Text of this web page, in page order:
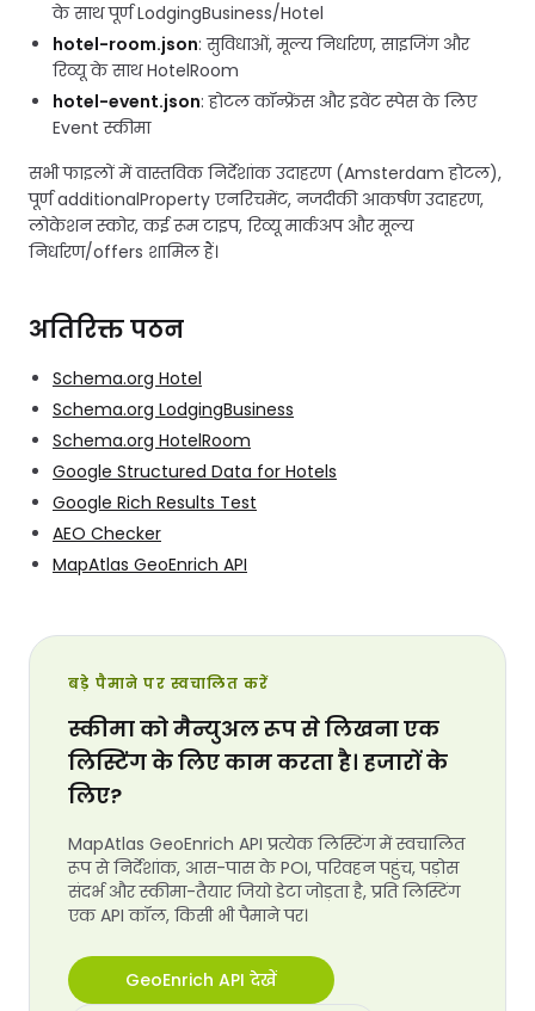
के साथ पूर्ण LodgingBusiness/Hotel
hotel-room.json: सुविधाओं, मूल्य निर्धारण, साइजिंग और
रिव्यू के साथ HotelRoom
hotel-event.json: होटल कॉन्फ्रेंस और इवेंट स्पेस के लिए
Event स्कीमा
सभी फाइलों में वास्तविक निर्देशांक उदाहरण (Amsterdam होटल),
पूर्ण additionalProperty एनरिचमेंट, नजदीकी आकर्षण उदाहरण,
लोकेशन स्कोर, कई रूम टाइप, रिव्यू मार्कअप और मूल्य
निर्धारण/offers शामिल हैं।
अतिरिक्त पठन
Schema.org Hotel
Schema.org LodgingBusiness
Schema.org HotelRoom
Google Structured Data for Hotels
Google Rich Results Test
AEO Checker
MapAtlas GeoEnrich API
बड़े पैमाने पर स्वचालित करें
स्कीमा को मैन्युअल रूप से लिखना एक
लिस्टिंग के लिए काम करता है। हजारों के
लिए?
MapAtlas GeoEnrich API प्रत्येक लिस्टिंग में स्वचालित
रूप से निर्देशांक, आस-पास के POI, परिवहन पहुंच, पड़ोस
संदर्भ और स्कीमा-तैयार जियो डेटा जोड़ता है, प्रति लिस्टिंग
एक API कॉल, किसी भी पैमाने पर।
GeoEnrich API देखें